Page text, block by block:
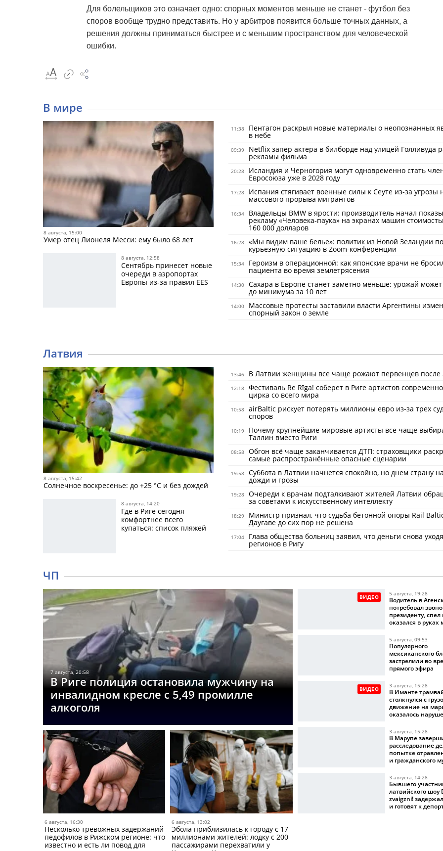
Для болельщиков это означает одно: спорных моментов меньше не станет - футбол без
споров вообще трудно представить. Но у арбитров появится больше точных данных, а
решения должны приниматься быстрее и с меньшим пространством для человеческой
ошибки.
В мире
8 августа, 15:00
Умер отец Лионеля Месси: ему было 68 лет
8 августа, 12:58
Сентябрь принесет новые
очереди в аэропортах
Европы из-за правил EES
11:38 Пентагон раскрыл новые материалы о неопознанных
в небе
09:39 Netflix запер актера в билборде над улицей Голливуда
рекламы фильма
20:28 Исландия и Черногория могут одновременно стать
Евросоюза уже в 2028 году
17:28 Испания стягивает военные силы к Сеуте из-за угрозы
массового прорыва мигрантов
16:34 Владельцы BMW в ярости: производитель начал
рекламу «Человека-паука» на экранах машин
160 000 долларов
16:28 «Мы видим ваше белье»: политик из Новой Зеландии
курьезную ситуацию в Zoom-конференции
15:34 Героизм в операционной: как японские врачи не
пациента во время землетрясения
14:30 Сахара в Европе станет заметно меньше: урожай может
до минимума за 10 лет
14:00 Массовые протесты заставили власти Аргентины
спорный закон о земле
Латвия
8 августа, 15:42
Солнечное воскресенье: до +25 °C и без дождей
8 августа, 14:20
Где в Риге сегодня
комфортнее всего
купаться: список пляжей
13:46 В Латвии женщины все чаще рожают первенцев после
12:18 Фестиваль Re Rīga! соберет в Риге артистов
цирка со всего мира
10:58 airBaltic рискует потерять миллионы евро из-за трех
споров
10:19 Почему крупнейшие мировые артисты все чаще
Таллин вместо Риги
08:58 Обгон всё чаще заканчивается ДТП: страховщики
самые распространённые опасные сценарии
19:58 Суббота в Латвии начнется спокойно, но днем страну
дожди и грозы
19:28 Очереди к врачам подталкивают жителей Латвии
за советами к искусственному интеллекту
18:29 Министр признал, что судьба бетонной опоры Rail
Даугаве до сих пор не решена
17:04 Глава общества больниц заявил, что деньги снова
регионов в Ригу
ЧП
7 августа, 20:58
В Риге полиция остановила мужчину на
инвалидном кресле с 5,49 промилле
алкоголя
6 августа, 16:30
Несколько тревожных задержаний
педофилов в Рижском регионе: что
известно и есть ли повод для
6 августа, 13:02
Эбола приблизилась к городу с 17
миллионами жителей: лодку с 200
пассажирами перехватили у
ВИДЕО 5 августа, 19:28
Водитель в
потребовал
президенту,
оказался в руках
5 августа, 09:53
Популярного
мексиканского
застрелили во
прямого эфира
ВИДЕО 3 августа, 15:28
В Иманте
столкнулся с
движение на
оказалось
3 августа, 15:28
В Марупе
расследование
попытке
и гражданского
3 августа, 14:28
Бывшего
латвийского шоу
zvaigzni!
и готовят к